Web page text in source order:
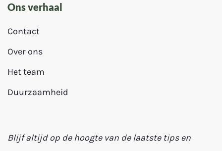
Ons verhaal
Contact
Over ons
Het team
Duurzaamheid
Blijf altijd op de hoogte van de laatste tips en